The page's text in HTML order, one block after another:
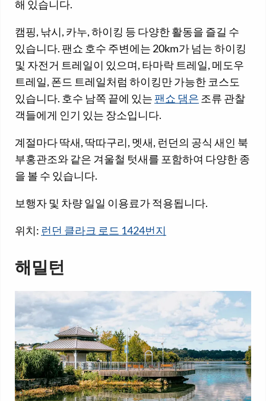
해 있습니다.
캠핑, 낚시, 카누, 하이킹 등 다양한 활동을 즐길 수
있습니다. 팬쇼 호수 주변에는 20km가 넘는 하이킹
및 자전거 트레일이 있으며, 타마락 트레일, 메도우
트레일, 폰드 트레일처럼 하이킹만 가능한 코스도
있습니다. 호수 남쪽 끝에 있는 팬쇼 댐은 조류 관찰
객들에게 인기 있는 장소입니다.
계절마다 딱새, 딱따구리, 멧새, 런던의 공식 새인 북
부홍관조와 같은 겨울철 텃새를 포함하여 다양한 종
을 볼 수 있습니다.
보행자 및 차량 일일 이용료가 적용됩니다.
위치: 런던 클라크 로드 1424번지
해밀턴